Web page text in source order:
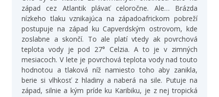
západ cez Atlantik plávať celoročne. Ale… Brázda
nízkeho tlaku vznikajúca na západoafrickom pobreží
postupuje na západ ku Capverdským ostrovom, kde
zoslabne a skončí. To ale platí vtedy ak povrchová
teplota vody je pod 27° Celzia. A to je v zimných
mesiacoch. V lete je povrchová teplota vody nad touto
hodnotou a tlaková níž namiesto toho aby zanikla,
berie si vlhkosť z hladiny a naberá na sile. Putuje na
západ, silnie a kým príde ku Karibiku, je z nej tropická